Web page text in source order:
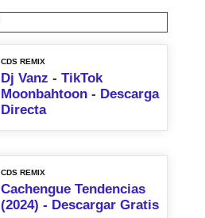
CDS REMIX
Dj Vanz - TikTok
Moonbahtoon - Descarga
Directa
CDS REMIX
Cachengue Tendencias
(2024) - Descargar Gratis